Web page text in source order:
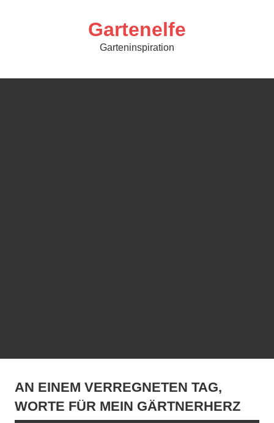
Gartenelfe
Garteninspiration
AN EINEM VERREGNETEN TAG,
WORTE FÜR MEIN GÄRTNERHERZ